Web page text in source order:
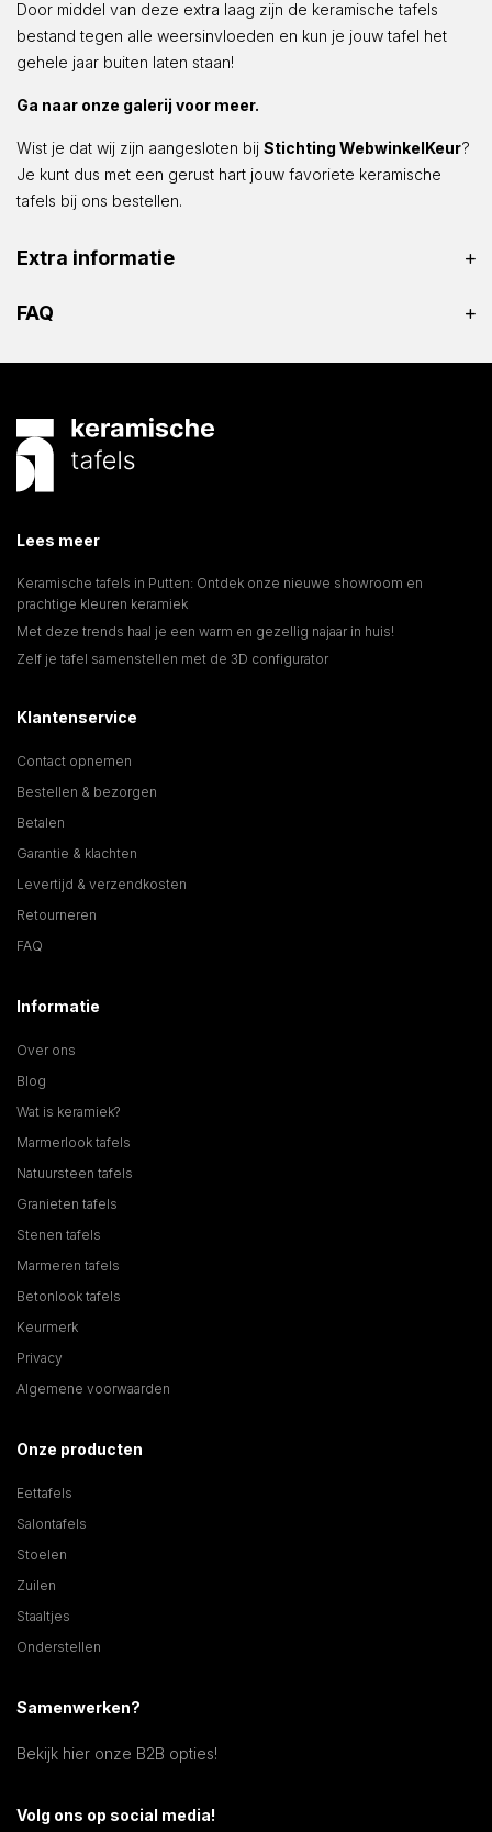
Door middel van deze extra laag zijn de keramische tafels
bestand tegen alle weersinvloeden en kun je jouw tafel het
gehele jaar buiten laten staan!
Ga naar onze galerij voor meer.
Wist je dat wij zijn aangesloten bij Stichting WebwinkelKeur?
Je kunt dus met een gerust hart jouw favoriete keramische
tafels bij ons bestellen.
Extra informatie
FAQ
Lees meer
Keramische tafels in Putten: Ontdek onze nieuwe showroom en
prachtige kleuren keramiek
Met deze trends haal je een warm en gezellig najaar in huis!
Zelf je tafel samenstellen met de 3D configurator
Klantenservice
Contact opnemen
Bestellen & bezorgen
Betalen
Garantie & klachten
Levertijd & verzendkosten
Retourneren
FAQ
Informatie
Over ons
Blog
Wat is keramiek?
Marmerlook tafels
Natuursteen tafels
Granieten tafels
Stenen tafels
Marmeren tafels
Betonlook tafels
Keurmerk
Privacy
Algemene voorwaarden
Onze producten
Eettafels
Salontafels
Stoelen
Zuilen
Staaltjes
Onderstellen
Samenwerken?
Bekijk hier onze B2B opties!
Volg ons op social media!